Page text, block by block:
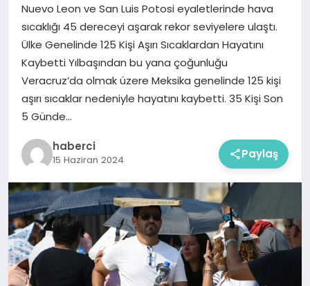
YAŞAM
Nuevo Leon ve San Luis Potosi eyaletlerinde hava
sıcaklığı 45 dereceyi aşarak rekor seviyelere ulaştı.
Ülke Genelinde 125 Kişi Aşırı Sıcaklardan Hayatını
Kaybetti Yılbaşından bu yana çoğunluğu
Veracruz’da olmak üzere Meksika genelinde 125 kişi
aşırı sıcaklar nedeniyle hayatını kaybetti. 35 Kişi Son
5 Günde…
haberci
15 Haziran 2024 Paylaş